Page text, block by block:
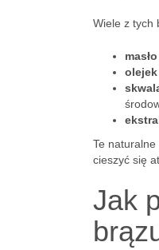
Wiele z tych
Te
cieszyć się
Jak